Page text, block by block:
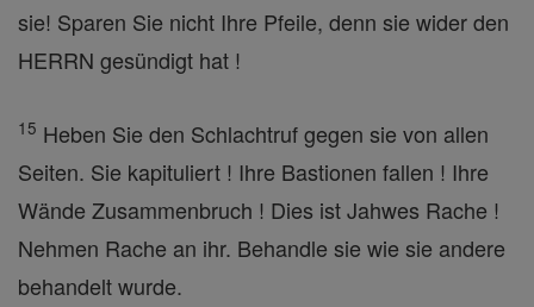
sie! Sparen Sie nicht Ihre Pfeile, denn sie wider den
HERRN gesündigt hat !
15 Heben Sie den Schlachtruf gegen sie von allen
Seiten. Sie kapituliert ! Ihre Bastionen fallen ! Ihre
Wände Zusammenbruch ! Dies ist Jahwes Rache !
Nehmen Rache an ihr. Behandle sie wie sie andere
behandelt wurde.